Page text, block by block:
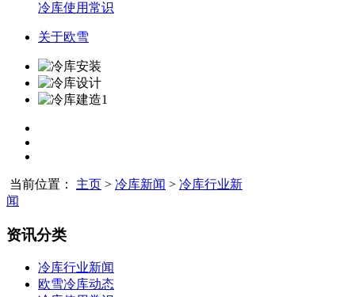
冷库使用常识
关于欧雪
当前位置： 主页 > 冷库新闻 > 冷库行业新
闻
资讯分类
冷库行业新闻
欧雪冷库动态